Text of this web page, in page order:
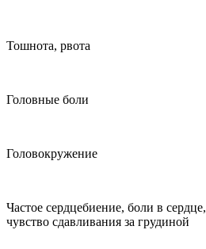
Тошнота, рвота
Головные боли
Головокружение
Частое сердцебиение, боли в сердце,
чувство сдавливания за грудиной